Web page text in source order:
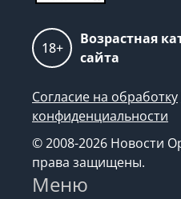
18+
Возрастная
сайта
Согласие на обработку
конфиденциальности
© 2008-2026 Новости
права защищены.
Меню